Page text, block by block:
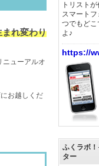
れ変わり
ニューアルオ
お越しくだ
トリスト
スマート
つでもどこ
よ♪
https://
ふくラボ
ター